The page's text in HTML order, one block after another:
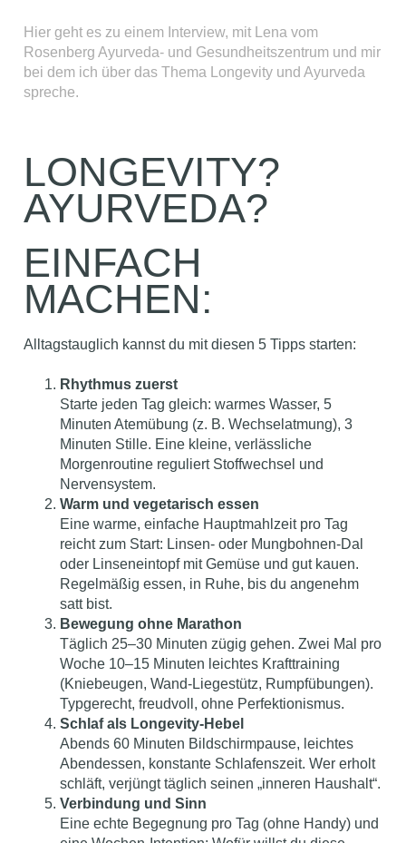
Hier geht es zu einem Interview, mit Lena vom
Rosenberg Ayurveda- und Gesundheitszentrum und mir
bei dem ich über das Thema Longevity und Ayurveda
spreche.
LONGEVITY?
AYURVEDA?
EINFACH
MACHEN:
Alltagstauglich kannst du mit diesen 5 Tipps starten:
Rhythmus zuerst
Starte jeden Tag gleich: warmes Wasser, 5
Minuten Atemübung (z. B. Wechselatmung), 3
Minuten Stille. Eine kleine, verlässliche
Morgenroutine reguliert Stoffwechsel und
Nervensystem.
Warm und vegetarisch essen
Eine warme, einfache Hauptmahlzeit pro Tag
reicht zum Start: Linsen- oder Mungbohnen-Dal
oder Linseneintopf mit Gemüse und gut kauen.
Regelmäßig essen, in Ruhe, bis du angenehm
satt bist.
Bewegung ohne Marathon
Täglich 25–30 Minuten zügig gehen. Zwei Mal pro
Woche 10–15 Minuten leichtes Krafttraining
(Kniebeugen, Wand-Liegestütz, Rumpfübungen).
Typgerecht, freudvoll, ohne Perfektionismus.
Schlaf als Longevity-Hebel
Abends 60 Minuten Bildschirmpause, leichtes
Abendessen, konstante Schlafenszeit. Wer erholt
schläft, verjüngt täglich seinen „inneren Haushalt“.
Verbindung und Sinn
Eine echte Begegnung pro Tag (ohne Handy) und